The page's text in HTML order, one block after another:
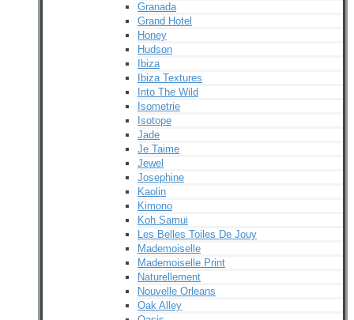
Granada
Grand Hotel
Honey
Hudson
Ibiza
Ibiza Textures
Into The Wild
Isometrie
Isotope
Jade
Je Taime
Jewel
Josephine
Kaolin
Kimono
Koh Samui
Les Belles Toiles De Jouy
Mademoiselle
Mademoiselle Print
Naturellement
Nouvelle Orleans
Oak Alley